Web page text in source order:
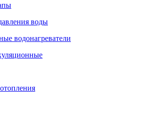
воды
водонагреватели